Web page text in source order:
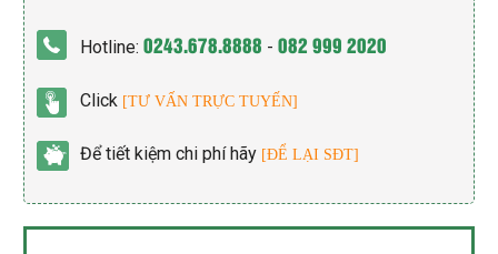
Hotline: 0243.678.8888 - 082 999 2020
Click [TƯ VẤN TRỰC TUYẾN]
Để tiết kiệm chi phí hãy [ĐỂ LẠI SĐT]